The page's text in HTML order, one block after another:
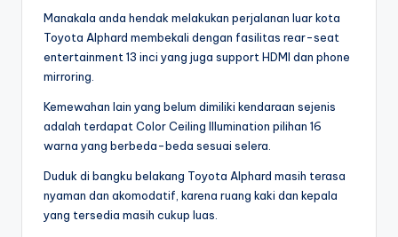
Manakala anda hendak melakukan perjalanan luar kota
Toyota Alphard membekali dengan fasilitas rear-seat
entertainment 13 inci yang juga support HDMI dan phone
mirroring.
Kemewahan lain yang belum dimiliki kendaraan sejenis
adalah terdapat Color Ceiling Illumination pilihan 16
warna yang berbeda-beda sesuai selera.
Duduk di bangku belakang Toyota Alphard masih terasa
nyaman dan akomodatif, karena ruang kaki dan kepala
yang tersedia masih cukup luas.